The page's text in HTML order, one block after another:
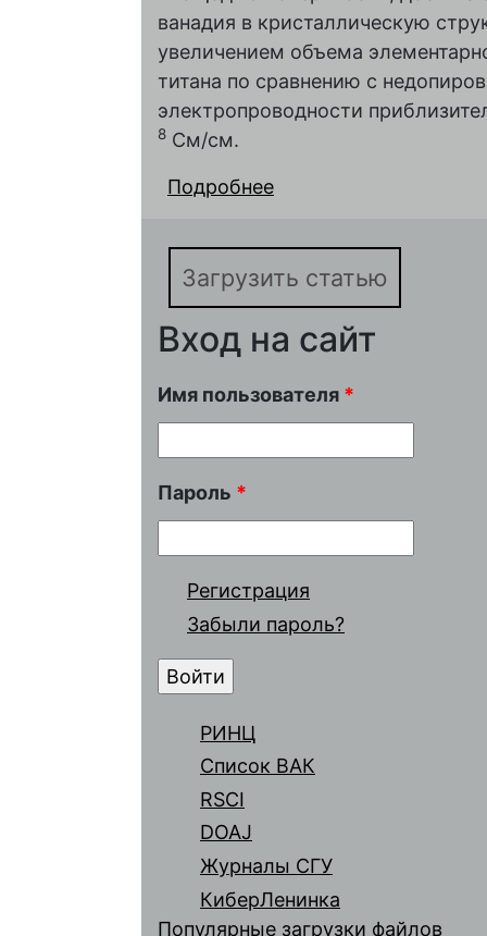
ванадия в кристаллическую
увеличением объема
титана по сравнению с
электропроводности
8 См/см.
Подробнее
с улучшенными
характеристиками
Загрузить статью
Вход на сайт
Имя пользователя *
Пароль *
Регистрация
Забыли пароль?
РИНЦ
Список ВАК
RSCI
DOAJ
Журналы СГУ
КиберЛенинка
Популярные загрузки файлов